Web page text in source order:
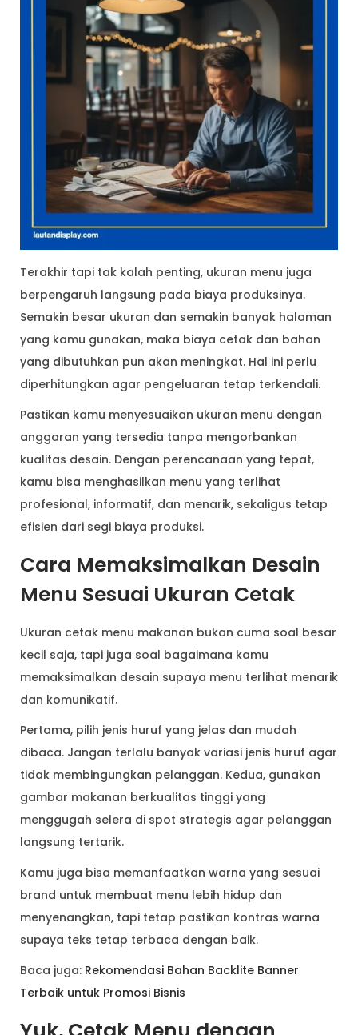
Terakhir tapi tak kalah penting, ukuran menu juga
berpengaruh langsung pada biaya produksinya.
Semakin besar ukuran dan semakin banyak halaman
yang kamu gunakan, maka biaya cetak dan bahan
yang dibutuhkan pun akan meningkat. Hal ini perlu
diperhitungkan agar pengeluaran tetap terkendali.
Pastikan kamu menyesuaikan ukuran menu dengan
anggaran yang tersedia tanpa mengorbankan
kualitas desain. Dengan perencanaan yang tepat,
kamu bisa menghasilkan menu yang terlihat
profesional, informatif, dan menarik, sekaligus tetap
efisien dari segi biaya produksi.
Cara Memaksimalkan Desain
Menu Sesuai Ukuran Cetak
Ukuran cetak menu makanan bukan cuma soal besar
kecil saja, tapi juga soal bagaimana kamu
memaksimalkan desain supaya menu terlihat menarik
dan komunikatif.
Pertama, pilih jenis huruf yang jelas dan mudah
dibaca. Jangan terlalu banyak variasi jenis huruf agar
tidak membingungkan pelanggan. Kedua, gunakan
gambar makanan berkualitas tinggi yang
menggugah selera di spot strategis agar pelanggan
langsung tertarik.
Kamu juga bisa memanfaatkan warna yang sesuai
brand untuk membuat menu lebih hidup dan
menyenangkan, tapi tetap pastikan kontras warna
supaya teks tetap terbaca dengan baik.
Baca juga: Rekomendasi Bahan Backlite Banner
Terbaik untuk Promosi Bisnis